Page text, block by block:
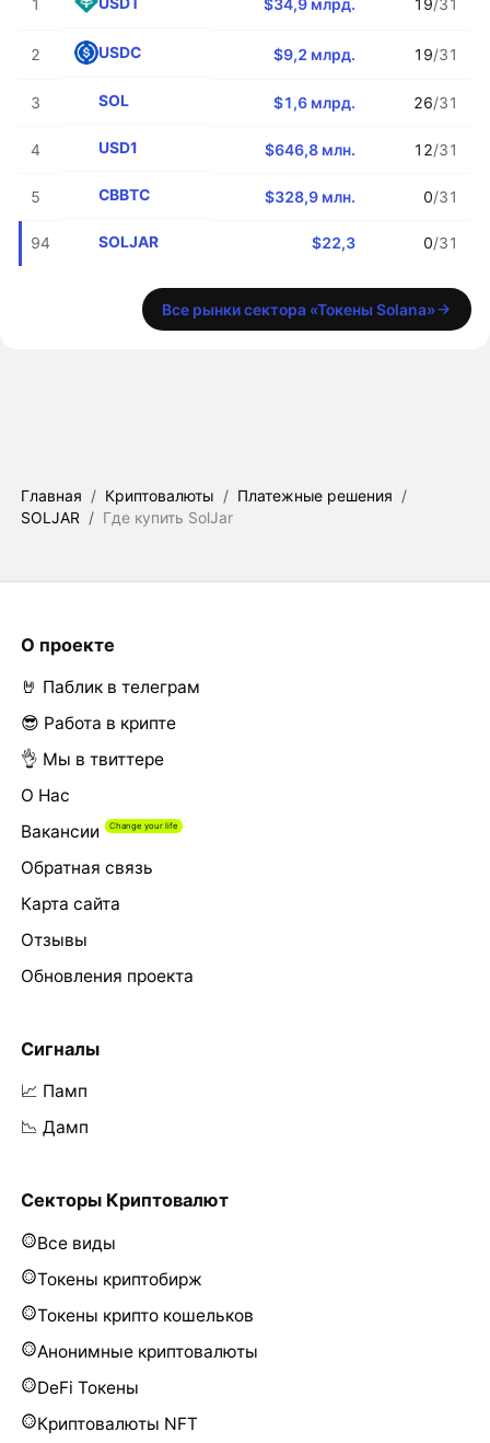
2 USDC $9,2 млрд. 19/31
3 SOL $1,6 млрд. 26/31
4 USD1 $646,8 млн. 12/31
5 CBBTC $328,9 млн. 0/31
94 SOLJAR $22,3 0/31
Все рынки сектора «Токены Solana»
Главная / Криптовалюты / Платежные решения /
SOLJAR / Где купить SolJar
О проекте
🤘 Паблик в телеграм
😎 Работа в крипте
👌 Мы в твиттере
О Нас
Вакансии
Обратная связь
Карта сайта
Отзывы
Обновления проекта
Сигналы
📈 Памп
📉 Дамп
Секторы Криптовалют
Все виды
Токены криптобирж
Токены крипто кошельков
Анонимные криптовалюты
DeFi Токены
Криптовалюты NFT